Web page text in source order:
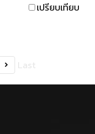
เปรียบเทียบ